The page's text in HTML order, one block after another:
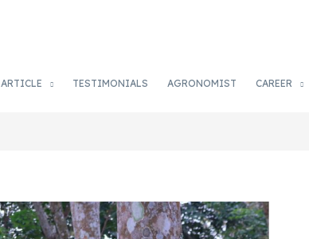
ARTICLE TESTIMONIALS AGRONOMIST CAREER